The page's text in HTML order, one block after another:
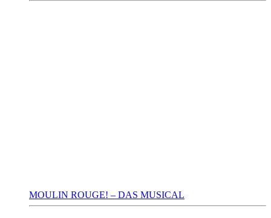
MOULIN ROUGE! – DAS MUSICAL